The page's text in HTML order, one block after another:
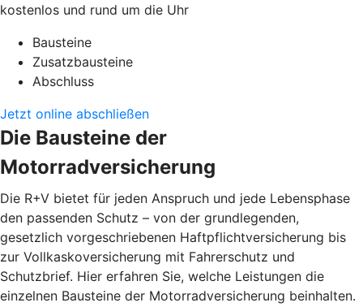
kostenlos und rund um die Uhr
Bausteine
Zusatzbausteine
Abschluss
Jetzt online abschließen
Die Bausteine der
Motorradversicherung
Die R+V bietet für jeden Anspruch und jede Lebensphase
den passenden Schutz – von der grundlegenden,
gesetzlich vorgeschriebenen Haftpflichtversicherung bis
zur Vollkaskoversicherung mit Fahrerschutz und
Schutzbrief. Hier erfahren Sie, welche Leistungen die
einzelnen Bausteine der Motorradversicherung beinhalten.